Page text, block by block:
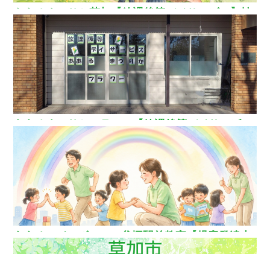
ああるまつりか草加【放課後等デイサービス】埼
玉県草加市
ああるまつりかフラワー【放課後等デイサービ
ス】
ああるレインボーDuo谷塚駅前教室【児童発達支